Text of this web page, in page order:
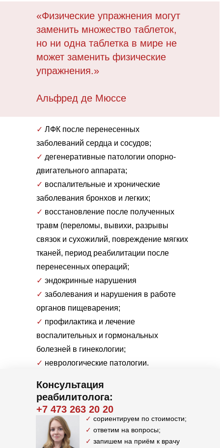
«Физические упражнения могут
заменить множество таблеток,
но ни одна таблетка в мире не
может заменить физические
упражнения.»
Альфред де Мюссе
Консультация
реабилитолога:
+7 473 263 20 20
✓ сориентируем по стоимости;
✓ ответим на вопросы;
✓ запишем на приём к врачу
✓ ЛФК после перенесенных
заболеваний сердца и сосудов;
✓ дегенеративные патологии опорно-
двигательного аппарата;
✓ воспалительные и хронические
заболевания бронхов и легких;
✓ восстановление после полученных
травм (переломы, вывихи, разрывы
связок и сухожилий, повреждение мягких
тканей, период реабилитации после
перенесенных операций;
✓ эндокринные нарушения
✓ заболевания и нарушения в работе
органов пищеварения;
✓ профилактика и лечение
воспалительных и гормональных
болезней в гинекологии;
✓ неврологические патологии.